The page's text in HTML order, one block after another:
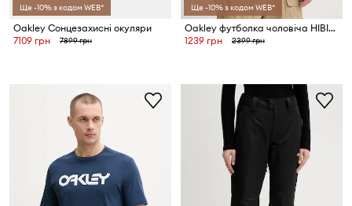
Ще -10% з кодом WEB*
Oakley Сонцезахисні окуляри
7109 грн
7899 грн
Ще -10% з кодом WEB*
Oakley футболка чоловіча HIBISCUS BREEZE
1239 грн
2399 грн